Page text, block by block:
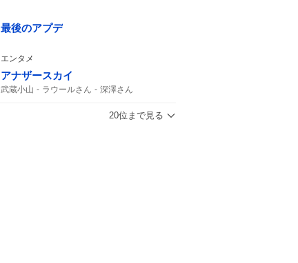
最後のアプデ
エンタメ
アナザースカイ
武蔵小山 ラウールさん
深澤さん
どちらかが武蔵小山
ふかラウ
20位まで見る